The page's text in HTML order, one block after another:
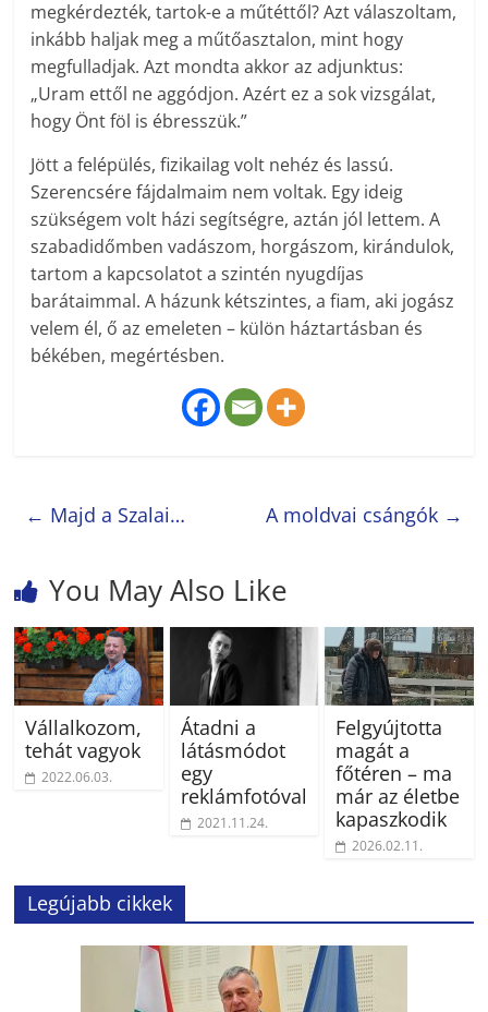
megkérdezték, tartok-e a műtéttől? Azt válaszoltam,
inkább haljak meg a műtőasztalon, mint hogy
megfulladjak. Azt mondta akkor az adjunktus:
„Uram ettől ne aggódjon. Azért ez a sok vizsgálat,
hogy Önt föl is ébresszük.”
Jött a felépülés, fizikailag volt nehéz és lassú.
Szerencsére fájdalmaim nem voltak. Egy ideig
szükségem volt házi segítségre, aztán jól lettem. A
szabadidőmben vadászom, horgászom, kirándulok,
tartom a kapcsolatot a szintén nyugdíjas
barátaimmal. A házunk kétszintes, a fiam, aki jogász
velem él, ő az emeleten – külön háztartásban és
békében, megértésben.
← Majd a Szalai… A moldvai csángók →
You May Also Like
Vállalkozom,
tehát vagyok
2022.06.03.
Átadni a
látásmódot
egy
reklámfotóval
2021.11.24.
Felgyújtotta
magát a
főtéren – ma
már az életbe
kapaszkodik
2026.02.11.
Legújabb cikkek